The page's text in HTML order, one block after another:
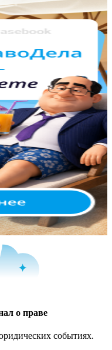
о праве
событиях.